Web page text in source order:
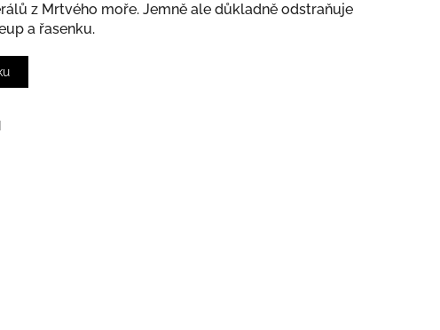
z Mrtvého moře. Jemně ale důkladně odstraňuje
a řasenku.